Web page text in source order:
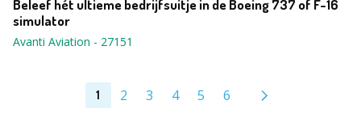
Beleef hét ultieme bedrijfsuitje in de Boeing 737 of F-16
simulator
Avanti Aviation - 27151
1 2 3 4 5 6